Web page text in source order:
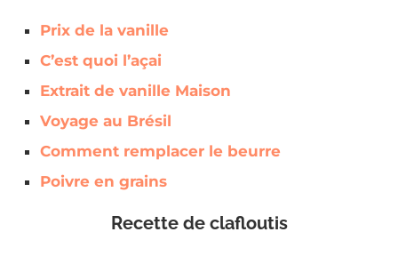
Prix de la vanille
C’est quoi l’açai
Extrait de vanille Maison
Voyage au Brésil
Comment remplacer le beurre
Poivre en grains
Recette de clafloutis